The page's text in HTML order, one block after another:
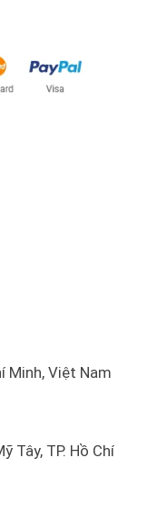
Minh, Việt Nam
Tây, TP. Hồ Chí